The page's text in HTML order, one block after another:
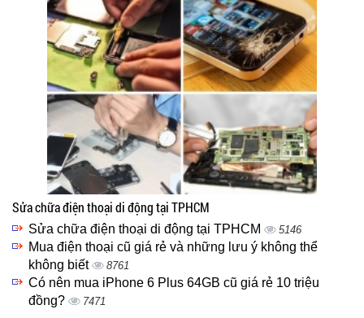
Sửa chữa điện thoại di động tại TPHCM
Sửa chữa điện thoại di động tại TPHCM 5146
Mua điện thoại cũ giá rẻ và những lưu ý không thể
không biết
8761
Có nên mua iPhone 6 Plus 64GB cũ giá rẻ 10 triệu
đồng?
7471